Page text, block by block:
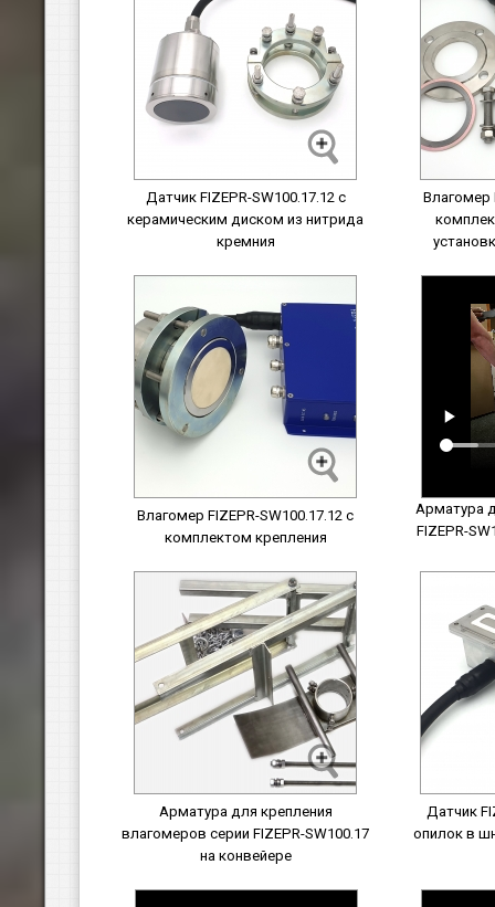
Датчик FIZEPR-SW100.17.12 с
керамическим диском из нитрида
кремния
Влагомер
Влагомер FIZEPR-SW100.17.12 с
комплектом крепления
Арматура
FIZEPR-
Арматура для крепления
влагомеров серии FIZEPR-SW100.17
на конвейере
Датчик
опилок в